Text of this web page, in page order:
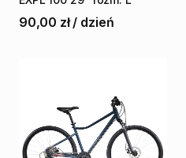
90,00 zł / dzień